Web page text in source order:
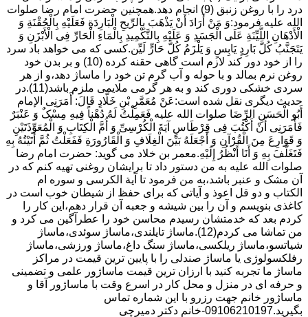
درد را با روغن زنبق (9) انجام دهد.همچنین حضرت امام رضا صلوات
الله علیه فرمود:وَ مَنْ أَرَادَ أَنْ یَذْهَبَ بِالرِّیحِ الْبَارِدَةِ فَعَلَیْهِ بِالْحُقْنَةِ وَ
الْأَدْهَانِ اللَّیِّنَةِ عَلَى الْجَسَدِ وَ عَلَیْهِ بِالتَّکْمِیدِ بِالْمَاءِ الْحَارِّ فِی الْأَبْزَنِ وَ
یَتَجَنَّبُ کُلَّ بَارِدٍ یَابِسٍ وَ یَلْزَمُ کُلَّ حَارٍّ لَیِّن.کسی که می خواهد باد سرد
را از خود دور کند لازم است گاهی حقنه کرده (10) و بر بدن خود
روغن نرم بمالد و با حوله و آب گرم تن خود را ماساژ دهد،و از هر
سردی خشکی دوری کند و به هر گرمی ملایمی ملزم باشد(11).در
حدیث دیگری نقل شده است:عَنْ مُعَمَّرِ بْنِ خَلَّادٍ قَالَ: أَمَرَنِی الإمام
أَبُو الْحَسَنِ الرِّضَا صلوات الله علیه فَعَمِلْتُ لَهُ دُهْناً فِیهِ مِسْکٌ وَ عَنْبَرٌ
فَأَمَرَنِی أَنْ أَکْتُبَ فِی قِرْطَاسٍ آیَةَ الْکُرْسِیِّ وَ أُمَّ الْکِتَابِ وَ الْمُعَوِّذَتَیْنِ
وَ قَوَارِعَ مِنَ الْقُرْآنِ وَ أَجْعَلَهُ بَیْنَ الْغِلَافِ وَ الْقَارُورَةِ فَفَعَلْتُ ثُمَّ أَتَیْتُهُ بِهِ
فَتَغَلَّفَ بِهِ وَ أَنَا أَنْظُرُ إِلَیْهِ.معمر بن خلاد می گوید: حضرت امام رضا
صلوات الله علیه به من دستور داد تا برایشان روغنى تهیه کنم که در
آن مشک و عنبر باشد،به من فرمود تا آیة الکرسى و سوره ام
الکتاب و دو قل اعوذ و آیاتى که براى حفظ از شیطان خوب است در
کاغذى بنویسم و آن را بین شیشه و جعبه آن قرار دهم،این کار را
کردم بعد که خدمتشان رسیدم محاسن خود را عطرآگین می کرد و
من تماشا می کردم(12).ماساژ تایلندی،ماساژ سوئدی،ماساژ
شیاتسو،ماساژ ریلکسی،ماساژ سنگ داغ،ماساژ ورزشی،ماساژ
رفلکسولوژی یا ماساژ صندلی را با پایین ترین قیمت در مراکز
ماساژ ما تجربه کنید با ارزان ترین قیمت ماساژور علمی و تضمینی
و حرفه ای در منزل و محل کار در اسرع وقت با ماساژور آقا و
ماساژور خانم جهت رزرو با این شماره تماس
بگیرید.09106210197-خانم دکتر دمیرچی